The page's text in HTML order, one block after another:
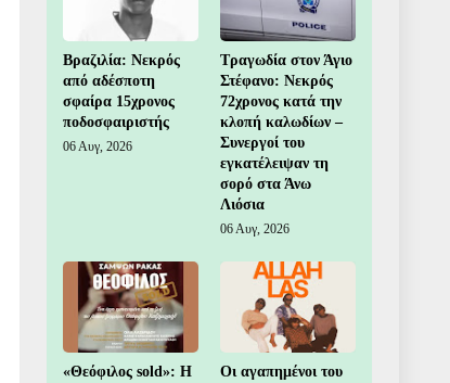
Βραζιλία: Νεκρός
από αδέσποτη
σφαίρα 15χρονος
ποδοσφαιριστής
06 Αυγ, 2026
Τραγωδία στον Άγιο
Στέφανο: Νεκρός
72χρονος κατά την
κλοπή καλωδίων –
Συνεργοί του
εγκατέλειψαν τη
σορό στα Άνω
Λιόσια
06 Αυγ, 2026
«Θεόφιλος sold»: Η
Οι αγαπημένοι του